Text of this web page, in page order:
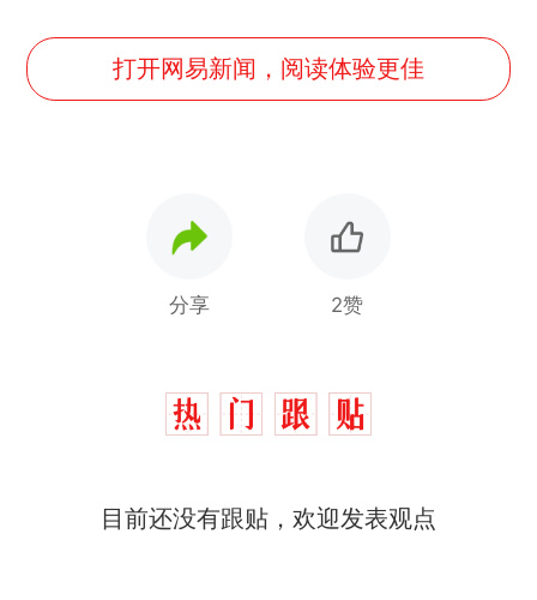
打开网易新闻，阅读体验更佳
分享 2赞
目前还没有跟贴，欢迎发表观点
热
那个在床头放菜刀的女孩，
么？